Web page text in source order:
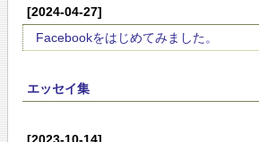
[2024-04-27]
Facebookをはじめてみました。
エッセイ集